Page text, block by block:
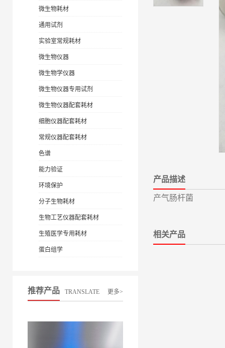
微生物耗材
通用试剂
实验室常规耗材
微生物仪器
微生物学仪器
微生物仪器专用试剂
微生物仪器配套耗材
细胞仪器配套耗材
常规仪器配套耗材
色谱
能力验证
环境保护
分子生物耗材
生物工艺仪器配套耗材
生殖医学专用耗材
蛋白组学
推荐产品 TRANSLATE 更多>
产品描述
产气肠杆菌
相关产品